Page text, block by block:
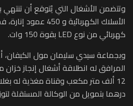
وتتضمن الأشغال التي يُتوقع أن
كهربائي من نوع LED بقوة 150 وات.
وبجماعة سيدي سليمان مول الكيفان،
المرافق له انطلاقة أشغال إنجاز
درهما بتمويل من الوكالة المستقلة